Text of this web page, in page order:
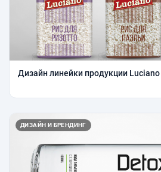
Дизайн линейки продукции Luciano
ДИЗАЙН И БРЕНДИНГ